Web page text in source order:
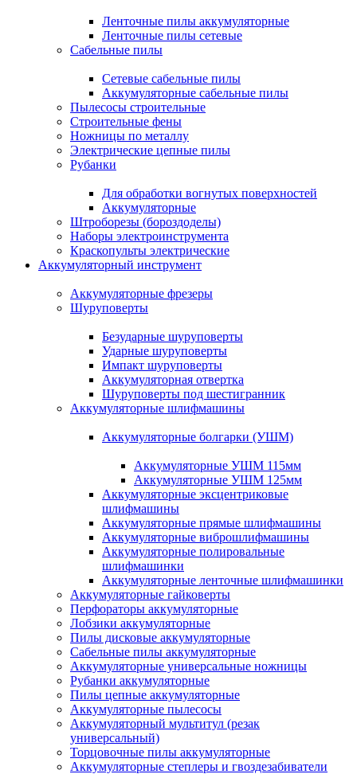
Ленточные пилы аккумуляторные
Ленточные пилы сетевые
Сабельные пилы
Сетевые сабельные пилы
Аккумуляторные сабельные пилы
Пылесосы строительные
Строительные фены
Ножницы по металлу
Электрические цепные пилы
Рубанки
Для обработки вогнутых поверхностей
Аккумуляторные
Штроборезы (бороздоделы)
Наборы электроинструмента
Краскопульты электрические
Аккумуляторный инструмент
Аккумуляторные фрезеры
Шуруповерты
Безударные шуруповерты
Ударные шуруповерты
Импакт шуруповерты
Аккумуляторная отвертка
Шуруповерты под шестигранник
Аккумуляторные шлифмашины
Аккумуляторные болгарки (УШМ)
Аккумуляторные УШМ 115мм
Аккумуляторные УШМ 125мм
Аккумуляторные эксцентриковые
шлифмашины
Аккумуляторные прямые шлифмашины
Аккумуляторные виброшлифмашины
Аккумуляторные полировальные
шлифмашинки
Аккумуляторные ленточные шлифмашинки
Аккумуляторные гайковерты
Перфораторы аккумуляторные
Лобзики аккумуляторные
Пилы дисковые аккумуляторные
Сабельные пилы аккумуляторные
Аккумуляторные универсальные ножницы
Рубанки аккумуляторные
Пилы цепные аккумуляторные
Аккумуляторные пылесосы
Аккумуляторный мультитул (резак
универсальный)
Торцовочные пилы аккумуляторные
Аккумуляторные степлеры и гвоздезабиватели